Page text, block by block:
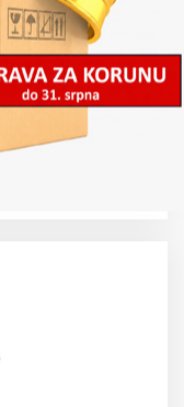
300x400 cm
Vás)